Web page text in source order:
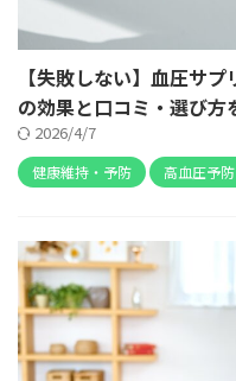
【失敗しない】血圧サ
の効果と口コミ・選び方
2026/4/7
健康維持・予防 高血圧予